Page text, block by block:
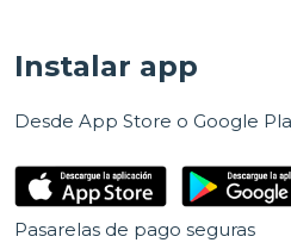
Instalar app
Desde App Store o Google
Pasarelas de pago seguras